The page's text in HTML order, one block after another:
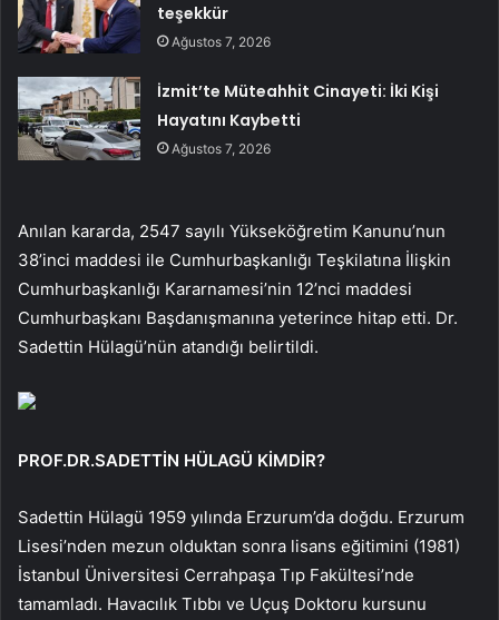
teşekkür
Ağustos 7, 2026
İzmit’te Müteahhit Cinayeti: İki Kişi
Hayatını Kaybetti
Ağustos 7, 2026
Anılan kararda, 2547 sayılı Yükseköğretim Kanunu’nun
38’inci maddesi ile Cumhurbaşkanlığı Teşkilatına İlişkin
Cumhurbaşkanlığı Kararnamesi’nin 12’nci maddesi
Cumhurbaşkanı Başdanışmanına yeterince hitap etti. Dr.
Sadettin Hülagü’nün atandığı belirtildi.
PROF.DR.SADETTİN HÜLAGÜ KİMDİR?
Sadettin Hülagü 1959 yılında Erzurum’da doğdu. Erzurum
Lisesi’nden mezun olduktan sonra lisans eğitimini (1981)
İstanbul Üniversitesi Cerrahpaşa Tıp Fakültesi’nde
tamamladı. Havacılık Tıbbı ve Uçuş Doktoru kursunu